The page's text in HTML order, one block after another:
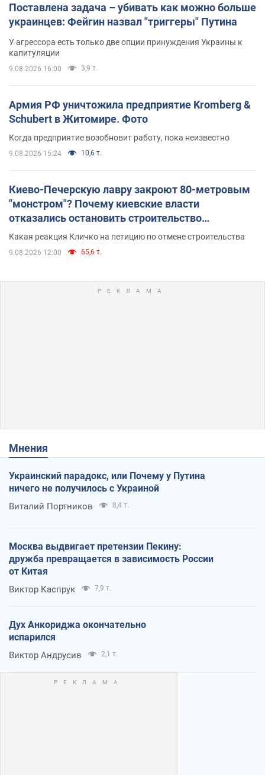
Поставлена задача – убивать как можно больше
украинцев: Фейгин назвал "триггеры" Путина
У агрессора есть только две опции принуждения Украины к
капитуляции
9.08.2026 16:00 3,9 т.
Армия РФ уничтожила предприятие Kromberg &
Schubert в Житомире. Фото
Когда предприятие возобновит работу, пока неизвестно
9.08.2026 15:24 10,6 т.
Киево-Печерскую лавру закроют 80-метровым
"монстром"? Почему киевские власти
отказались остановить строительство
небоскреба "московского верующего"
Какая реакция Кличко на петицию по отмене строительства
9.08.2026 12:00 65,6 т.
Мнения
Украинский парадокс, или Почему у Путина
ничего не получилось с Украиной
Виталий Портников 8,4 т.
Москва выдвигает претензии Пекину:
дружба превращается в зависимость России
от Китая
Виктор Каспрук 7,9 т.
Дух Анкориджа окончательно
испарился
Виктор Андрусив 2,1 т.